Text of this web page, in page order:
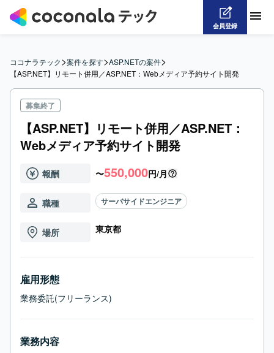
会員登録
ココナラテック>案件を探す>ASP.NETの案件>
【ASP.NET】リモート併用／ASP.NET：Webメディア予約サイト開発
募集終了
【ASP.NET】リモート併用／ASP.NET：
Webメディア予約サイト開発
報酬 〜550,000円/月
職種 サーバサイドエンジニア
場所 東京都
雇用形態
業務委託(フリーランス)
業務内容